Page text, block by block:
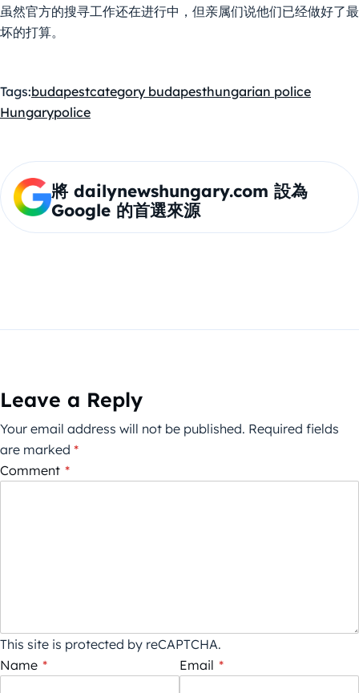
虽然官方的搜寻工作还在进行中，但亲属们说他们已经做好了最
坏的打算。
Tags:budapestcategory budapesthungarian police
Hungarypolice
將 dailynewshungary.com 設為
Google 的首選來源
Leave a Reply
Your email address will not be published. Required fields
are marked *
Comment *
This site is protected by reCAPTCHA.
Name * Email *